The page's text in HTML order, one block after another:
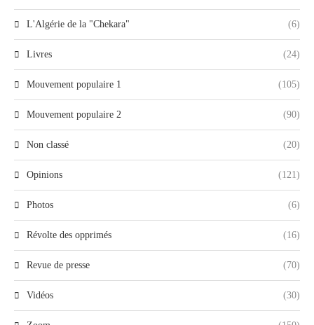
L'Algérie de la "Chekara" (6)
Livres (24)
Mouvement populaire 1 (105)
Mouvement populaire 2 (90)
Non classé (20)
Opinions (121)
Photos (6)
Révolte des opprimés (16)
Revue de presse (70)
Vidéos (30)